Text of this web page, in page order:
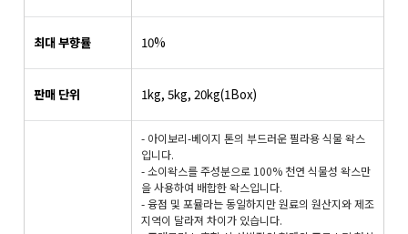
최대 부향률 10%
판매 단위 1kg, 5kg, 20kg(1Box)
- 아이보리-베이지 톤의 부드러운 필라용 식물 왁스
입니다.
- 소이왁스를 주성분으로 100% 천연 식물성 왁스만
을 사용하여 배합한 왁스입니다.
- 융점 및 포뮬라는 동일하지만 원료의 원산지와 제조
지역이 달라져 차이가 있습니다.